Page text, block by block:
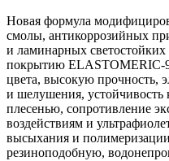
Новая формула
смолы, антикоррозийных
и ламинарных светостойких
покрытию ELASTOMERIC-
цвета, высокую прочность,
и шелушения,
плесенью, сопротивление
воздействиям и
высыхания и
резиноподобную,